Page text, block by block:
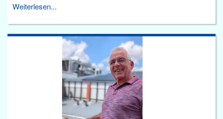
Weiterlesen...